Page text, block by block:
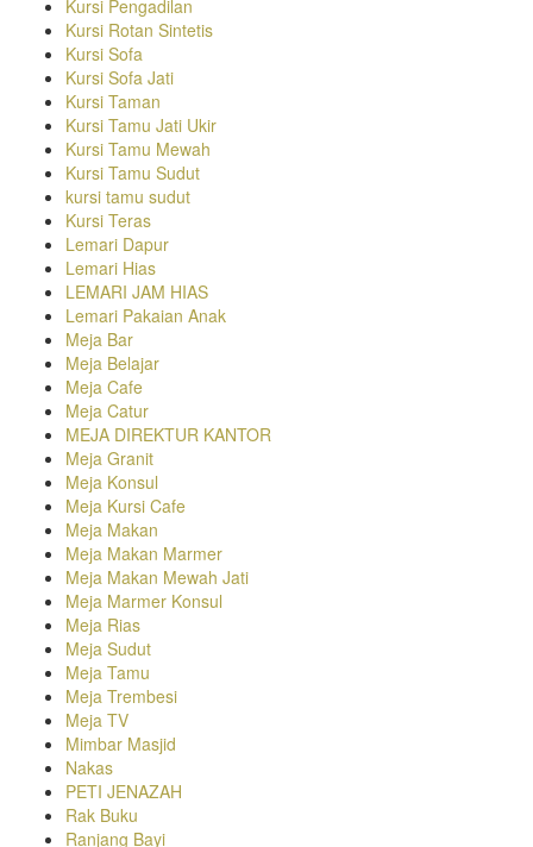
Kursi Pengadilan
Kursi Rotan Sintetis
Kursi Sofa
Kursi Sofa Jati
Kursi Taman
Kursi Tamu Jati Ukir
Kursi Tamu Mewah
Kursi Tamu Sudut
kursi tamu sudut
Kursi Teras
Lemari Dapur
Lemari Hias
LEMARI JAM HIAS
Lemari Pakaian Anak
Meja Bar
Meja Belajar
Meja Cafe
Meja Catur
MEJA DIREKTUR KANTOR
Meja Granit
Meja Konsul
Meja Kursi Cafe
Meja Makan
Meja Makan Marmer
Meja Makan Mewah Jati
Meja Marmer Konsul
Meja Rias
Meja Sudut
Meja Tamu
Meja Trembesi
Meja TV
Mimbar Masjid
Nakas
PETI JENAZAH
Rak Buku
Ranjang Bayi